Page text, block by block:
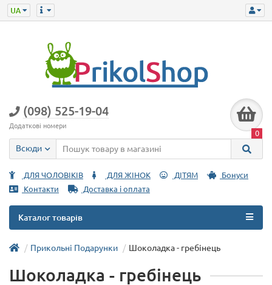
(098) 525-19-04
Додаткові номери
0
Всюди
ДЛЯ ЧОЛОВІКІВ ДЛЯ ЖІНОК ДІТЯМ
Бонуси
Контакти
Доставка і оплата
Каталог товарів
Прикольні Подарунки Шоколадка - гребінець
Шоколадка - гребінець